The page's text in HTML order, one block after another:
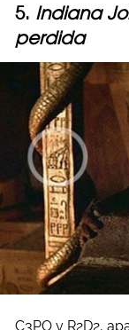
5. Indiana
perdida
C3PO y R2D2,